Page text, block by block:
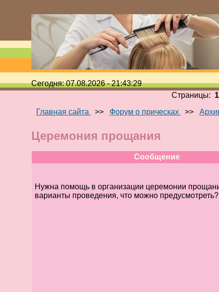
Сегодня: 07.08.2026 - 21:43:29
Страницы: 1
Главная сайта
>> Форум о прическах >>
Церемония прощания
Сообщение
Нужна помощь в организации церемонии
варианты проведения, что можно предусмотреть?